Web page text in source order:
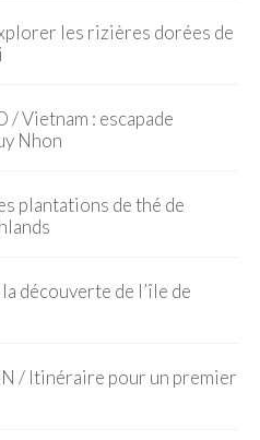
les rizières dorées de
/ Vietnam : escapade
Nhon
plantations de thé de
découverte de l’île de
/ Itinéraire pour un premier